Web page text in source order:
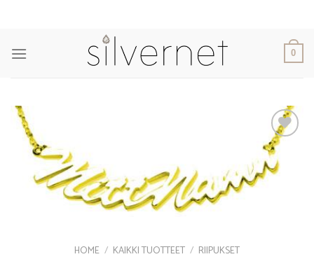
0
Add to
HOME / KAIKKI TUOTTEET / RIIPUKSET